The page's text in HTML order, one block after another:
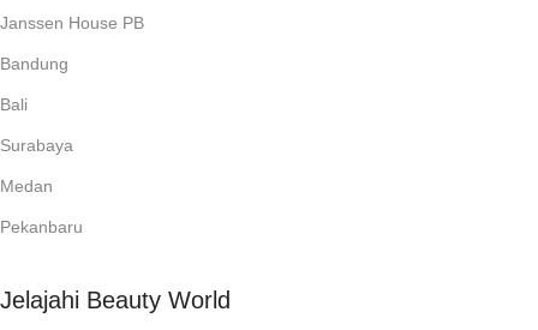
Janssen House PB
Bandung
Bali
Surabaya
Medan
Pekanbaru
Jelajahi Beauty World